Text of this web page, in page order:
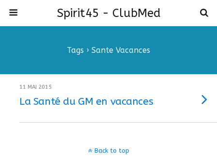
Spirit45 - ClubMed
Tags › Sante Vacances
11 MAI 2015
La Santé du GM en vacances
Back to top